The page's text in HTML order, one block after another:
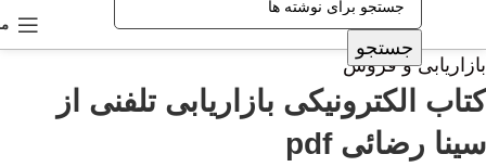
جستجو
بازاریابی و فروش
کتاب الکترونیکی بازاریابی تلفنی از
سینا رضائی pdf